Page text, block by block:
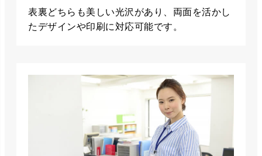
表裏どちらも美しい光沢があり、両面を活かし
たデザインや印刷に対応可能です。